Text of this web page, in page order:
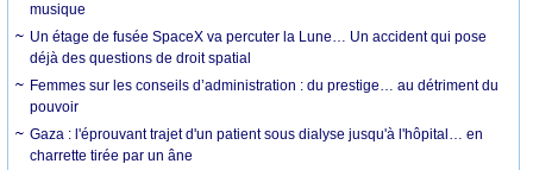
musique
Un étage de fusée SpaceX va percuter la Lune… Un accident qui pose
déjà des questions de droit spatial
Femmes sur les conseils d’administration : du prestige… au détriment du
pouvoir
Gaza : l'éprouvant trajet d'un patient sous dialyse jusqu'à l'hôpital… en
charrette tirée par un âne